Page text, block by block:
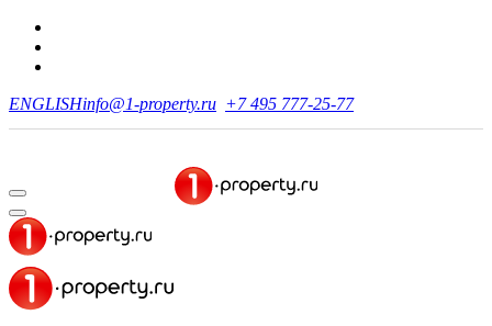
ENGLISHinfo@1-property.ru +7 495 777-25-77